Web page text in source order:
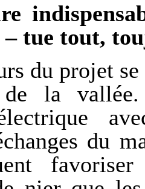
– tue tout,
du projet
de la
du